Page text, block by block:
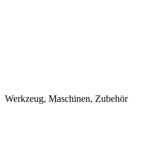
Werkzeug, Maschinen, Zubehör